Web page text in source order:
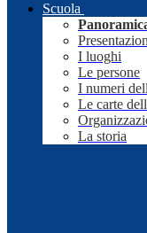
Scuola
I luoghi
Le persone
I numeri
Le carte
La storia